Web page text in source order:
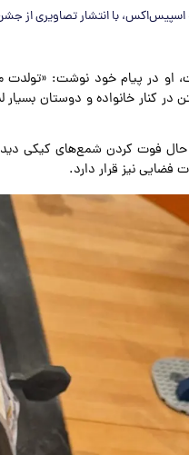
در کنار خانواده و دوستان
حال فوت کردن شمع‌های کیکی
فضایی نیز قرار دارد.